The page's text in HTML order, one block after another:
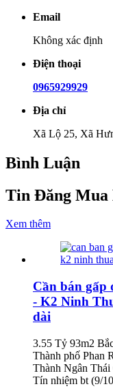
Email
Không xác định
Điện thoại
0965929929
Địa chỉ
Xã Lộ 25, Xã
Bình Luận
Tin Đăng Mua
Xem thêm
Cần bán gấp
- K2 Ninh
dài
3.55 Tỷ 93m2
Thành phố Phan
Thành Ngân Thái
Tín nhiệm bt (9/